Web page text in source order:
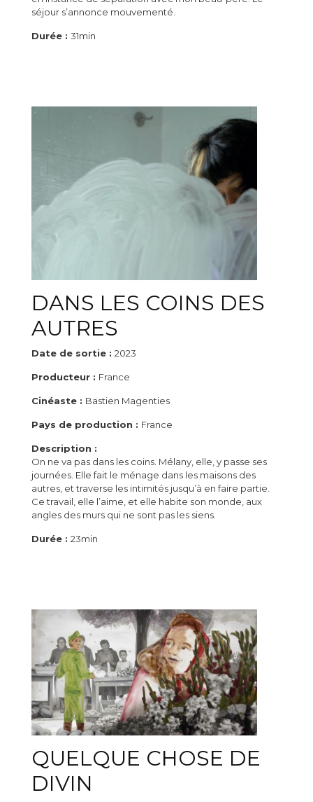
séjour s’annonce mouvementé.
Durée : 31min
DANS LES COINS DES
AUTRES
Date de sortie : 2023
Producteur : France
Cinéaste : Bastien Magenties
Pays de production : France
Description :
On ne va pas dans les coins. Mélany, elle, y passe ses
journées. Elle fait le ménage dans les maisons des
autres, et traverse les intimités jusqu’à en faire partie.
Ce travail, elle l’aime, et elle habite son monde, aux
angles des murs qui ne sont pas les siens.
Durée : 23min
QUELQUE CHOSE DE
DIVIN